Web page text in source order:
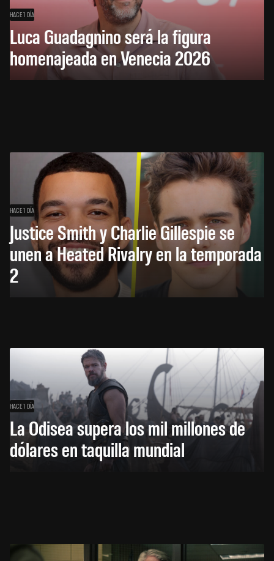
HACE 1 DÍA
Luca Guadagnino será la figura
homenajeada en Venecia 2026
HACE 1 DÍA
Justice Smith y Charlie Gillespie se
unen a Heated Rivalry en la temporada
2
HACE 1 DÍA
La Odisea supera los mil millones de
dólares en taquilla mundial